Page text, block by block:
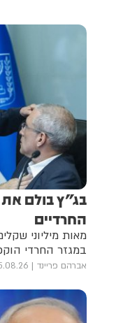
בג"ץ בולם
החרדיים
מאות מיליוני
במגזר החרדי
אברהם פריינד